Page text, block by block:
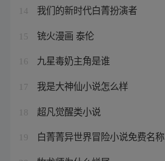
14 我们的新时代白菁扮演者
15 铳火漫画 泰伦
16 九星毒奶主角是谁
17 我是大神仙小说怎么样
18 超凡觉醒类小说
19 白菁菁异世界冒险小说免费名称